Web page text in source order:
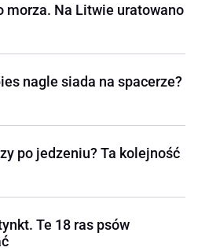
morza. Na Litwie uratowano
nagle siada na spacerze?
po jedzeniu? Ta kolejność
Te 18 ras psów